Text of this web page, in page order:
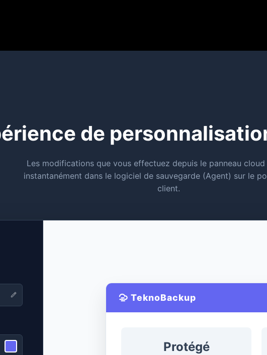
de
Les modifications que vous effectuez depuis le panneau
instantanément dans le logiciel de sauvegarde (Agent) sur le
client.
TeknoBackup
Protégé